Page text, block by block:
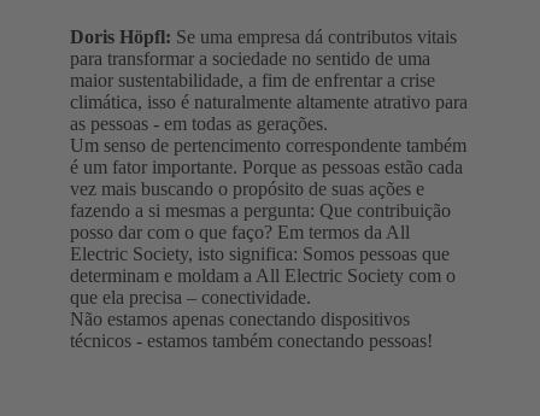
Doris Höpfl: Se uma empresa dá contributos vitais
para transformar a sociedade no sentido de uma
maior sustentabilidade, a fim de enfrentar a crise
climática, isso é naturalmente altamente atrativo para
as pessoas - em todas as gerações.
Um senso de pertencimento correspondente também
é um fator importante. Porque as pessoas estão cada
vez mais buscando o propósito de suas ações e
fazendo a si mesmas a pergunta: Que contribuição
posso dar com o que faço? Em termos da All
Electric Society, isto significa: Somos pessoas que
determinam e moldam a All Electric Society com o
que ela precisa – conectividade.
Não estamos apenas conectando dispositivos
técnicos - estamos também conectando pessoas!